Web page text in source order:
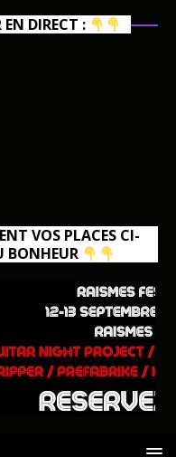
DIRECT :
VOS PLACES CI-
BONHEUR